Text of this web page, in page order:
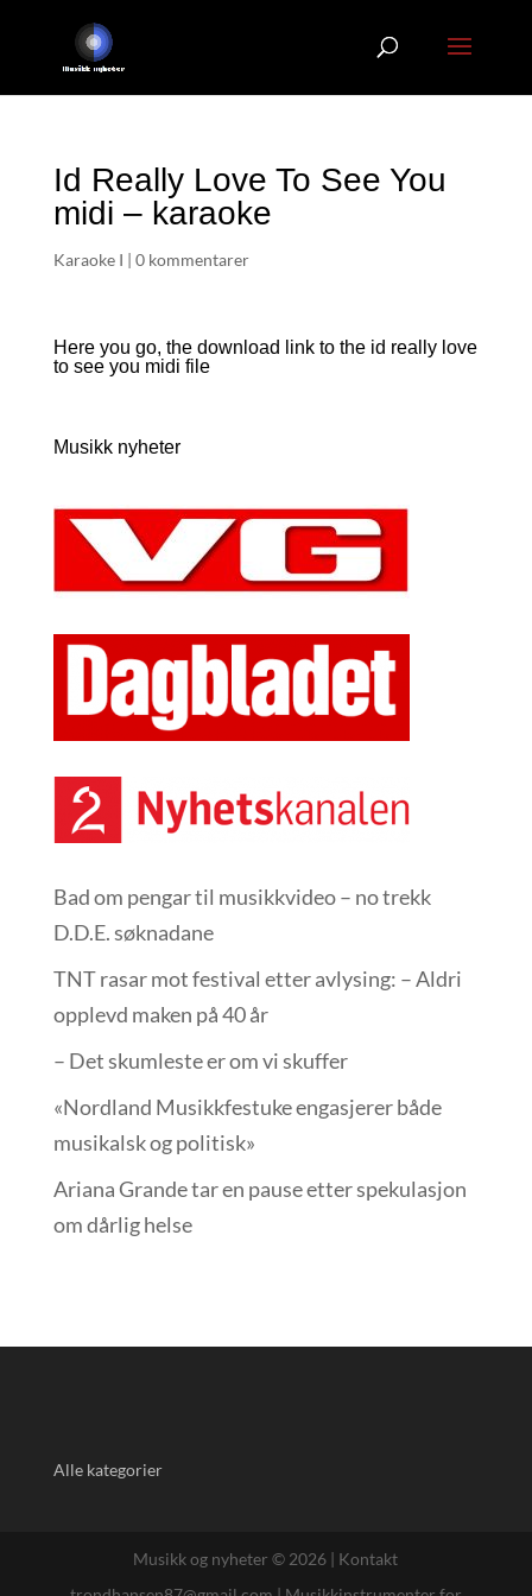
Id Really Love To See You
midi – karaoke
Karaoke I | 0 kommentarer
Here you go, the download link to the id really love
to see you midi file
Musikk nyheter
Bad om pengar til musikkvideo – no trekk
D.D.E. søknadane
TNT rasar mot festival etter avlysing: – Aldri
opplevd maken på 40 år
– Det skumleste er om vi skuffer
«Nordland Musikkfest­uke engasjerer både
musikalsk og politisk»
Ariana Grande tar en pause etter spekulasjon
om dårlig helse
Alle kategorier
Musikk og nyheter © 2026 | Kontakt